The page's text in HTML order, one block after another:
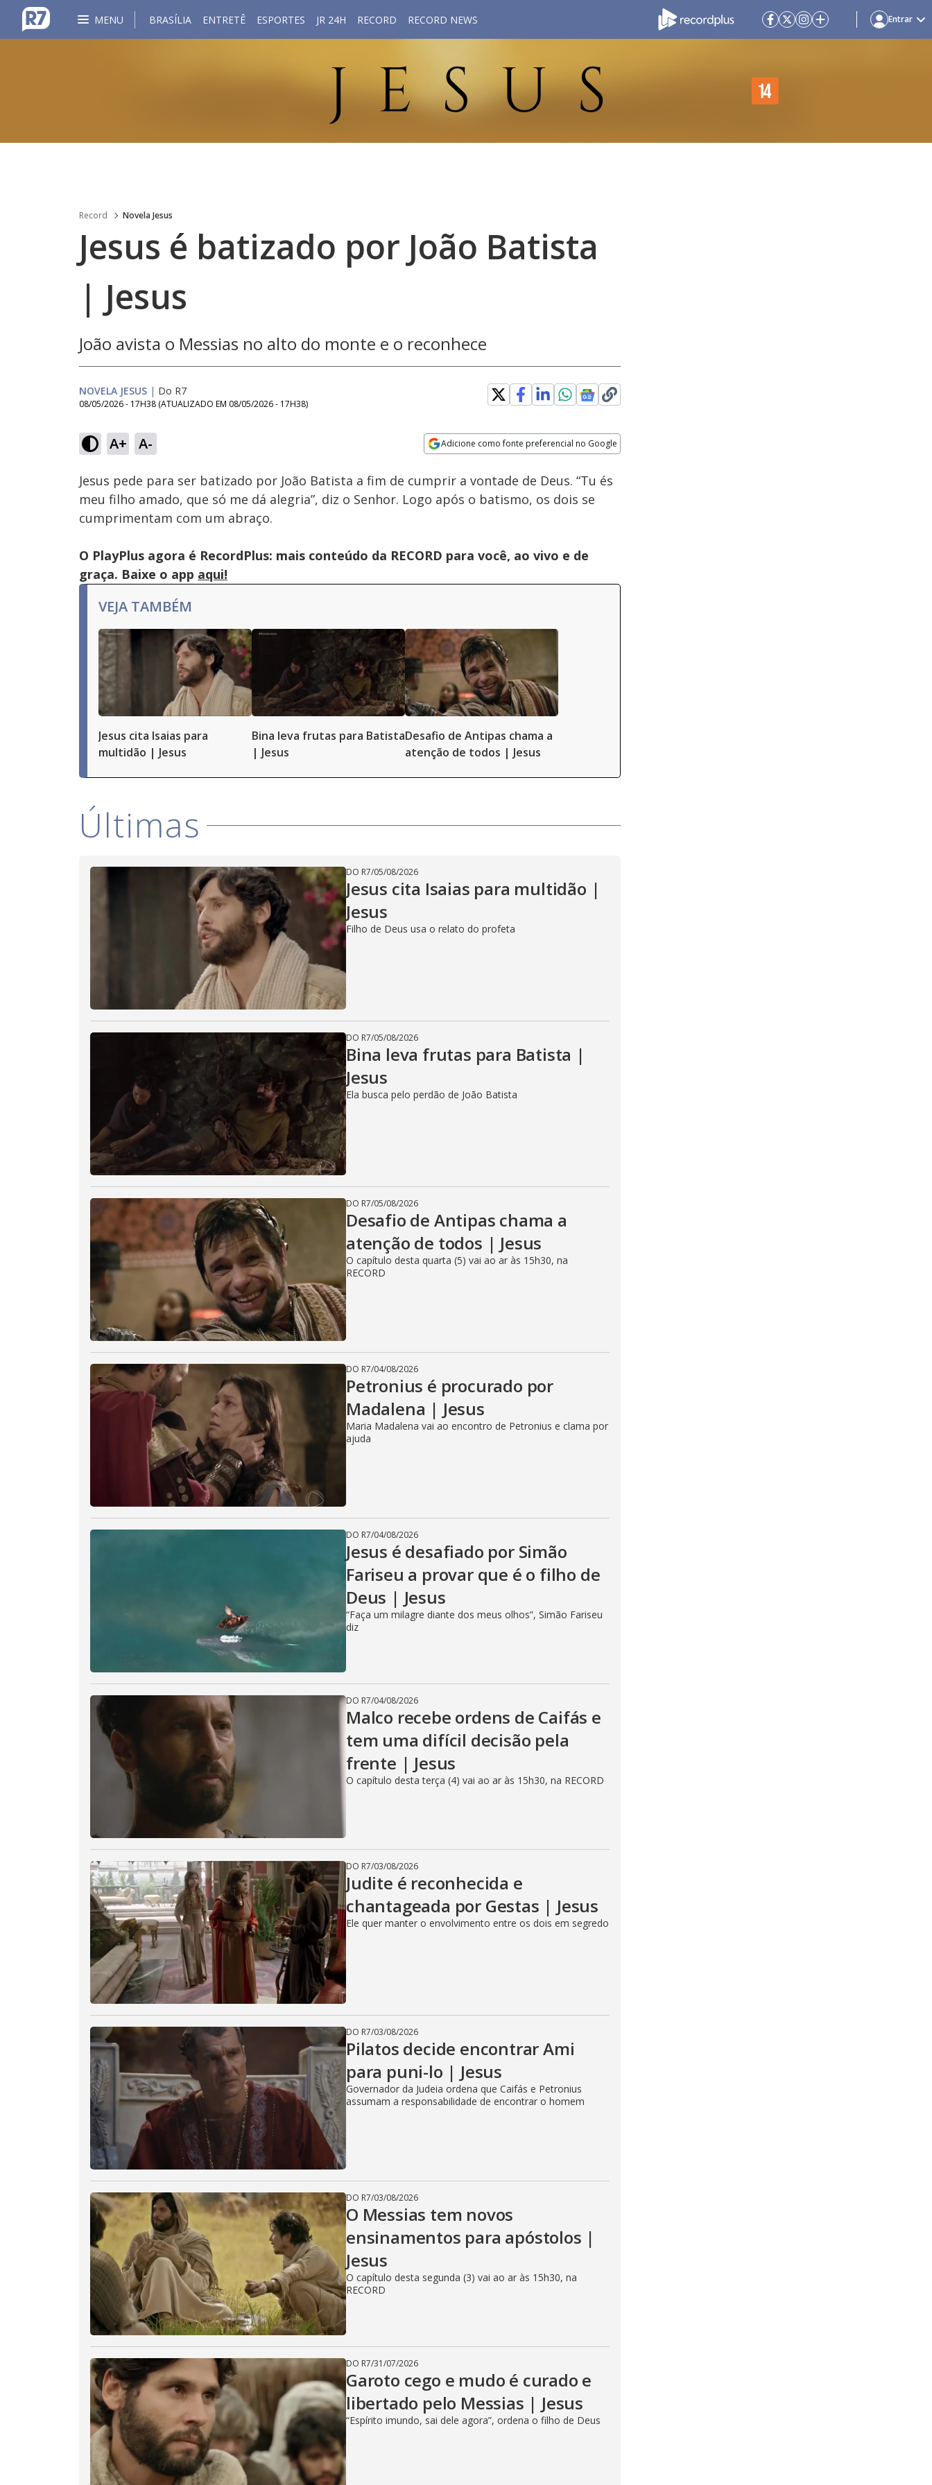
MENU BRASÍLIA ENTRETÊ ESPORTES JR 24H RECORD RECORD NEWS Entrar
Record Novela Jesus
Jesus é batizado por João Batista
| Jesus
João avista o Messias no alto do monte e o reconhece
NOVELA JESUS | Do R7
08/05/2026 - 17H38 (ATUALIZADO EM 08/05/2026 - 17H38)
A+ A- Adicione como fonte preferencial no Google
Ativar
Som
21.42%
Velocidade
Jesus pede para ser batizado por João Batista a fim de cumprir a vontade de Deus. “Tu és
meu filho amado, que só me dá alegria”, diz o Senhor. Logo após o batismo, os dois se
cumprimentam com um abraço.
O PlayPlus agora é RecordPlus: mais conteúdo da RECORD para você, ao vivo e de
graça. Baixe o app aqui!
VEJA TAMBÉM
Jesus cita Isaias para
multidão | Jesus
Bina leva frutas para Batista
| Jesus
Desafio de Antipas chama a
atenção de todos | Jesus
Últimas
DO R7/05/08/2026
Jesus cita Isaias para multidão |
Jesus
Filho de Deus usa o relato do profeta
DO R7/05/08/2026
Bina leva frutas para Batista |
Jesus
Ela busca pelo perdão de João Batista
DO R7/05/08/2026
Desafio de Antipas chama a
atenção de todos | Jesus
O capítulo desta quarta (5) vai ao ar às 15h30, na
RECORD
DO R7/04/08/2026
Petronius é procurado por
Madalena | Jesus
Maria Madalena vai ao encontro de Petronius e clama por
ajuda
DO R7/04/08/2026
Jesus é desafiado por Simão
Fariseu a provar que é o filho de
Deus | Jesus
“Faça um milagre diante dos meus olhos”, Simão Fariseu
diz
DO R7/04/08/2026
Malco recebe ordens de Caifás e
tem uma difícil decisão pela
frente | Jesus
O capítulo desta terça (4) vai ao ar às 15h30, na RECORD
DO R7/03/08/2026
Judite é reconhecida e
chantageada por Gestas | Jesus
Ele quer manter o envolvimento entre os dois em segredo
DO R7/03/08/2026
Pilatos decide encontrar Ami
para puni-lo | Jesus
Governador da Judeia ordena que Caifás e Petronius
assumam a responsabilidade de encontrar o homem
DO R7/03/08/2026
O Messias tem novos
ensinamentos para apóstolos |
Jesus
O capítulo desta segunda (3) vai ao ar às 15h30, na
RECORD
DO R7/31/07/2026
Garoto cego e mudo é curado e
libertado pelo Messias | Jesus
“Espírito imundo, sai dele agora”, ordena o filho de Deus